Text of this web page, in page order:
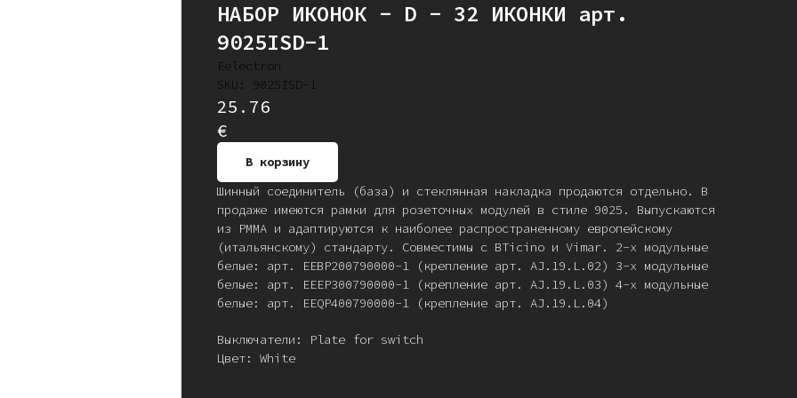
НАБОР ИКОНОК - D - 32 ИКОНКИ арт.
9025ISD-1
Eelectron
SKU: 9025ISD-1
25.76
€
В корзину
Шинный соединитель (база) и стеклянная накладка продаются отдельно. В
продаже имеются рамки для розеточных модулей в стиле 9025. Выпускаются
из PММА и адаптируются к наиболее распространенному европейскому
(итальянскому) стандарту. Совместимы с BTicino и Vimar. 2-х модульные
белые: арт. EEBP200790000-1 (крепление арт. AJ.19.L.02) 3-х модульные
белые: арт. EEEP300790000-1 (крепление арт. AJ.19.L.03) 4-х модульные
белые: арт. EEQP400790000-1 (крепление арт. AJ.19.L.04)
Выключатели: Plate for switch
Цвет: White